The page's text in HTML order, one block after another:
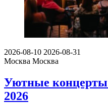
2026-08-10 2026-08-31
Москва Москва
Уютные
2026